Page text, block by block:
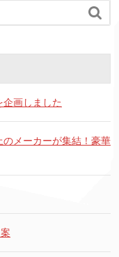

画しました
のメーカーが集結！豪華